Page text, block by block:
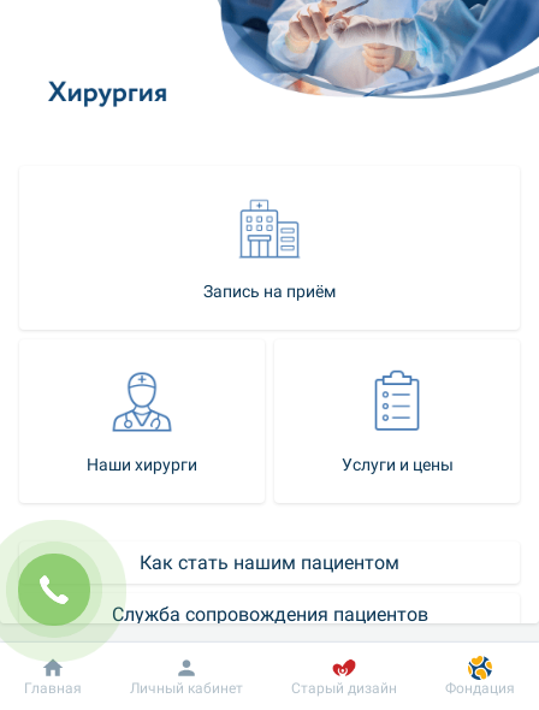
Запись на приём
Наши хирурги Услуги и цены
Как стать нашим пациентом
Служба сопровождения пациентов
Контакт-центр
Добробут
Информация Пациенту
Главная Личный кабинет Старый дизайн Фондация